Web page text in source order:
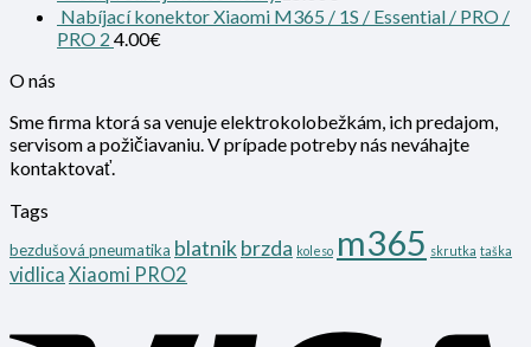
Nabíjací konektor Xiaomi M365 / 1S / Essential / PRO /
PRO 2 4.00€
O nás
Sme firma ktorá sa venuje elektrokolobežkám, ich predajom,
servisom a požičiavaniu. V prípade potreby nás neváhajte
kontaktovať.
Tags
bezdušová pneumatika blatnikbrzda koleso m365 skrutka taška
vidlica Xiaomi PRO2